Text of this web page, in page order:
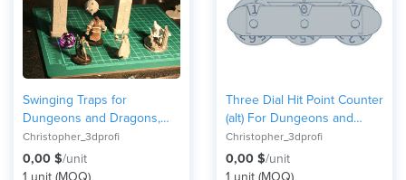
Swinging Traps for
Dungeons and Dragons,
Pathfinder, Warhammer or
Tabletop fantasy games.
Christopher_3dprofi
0,00 $/unit
1 unit (MOQ)
Three Dial Hit Point Counter
(alt) For Dungeons and
Dragons or other Games
Christopher_3dprofi
0,00 $/unit
1 unit (MOQ)